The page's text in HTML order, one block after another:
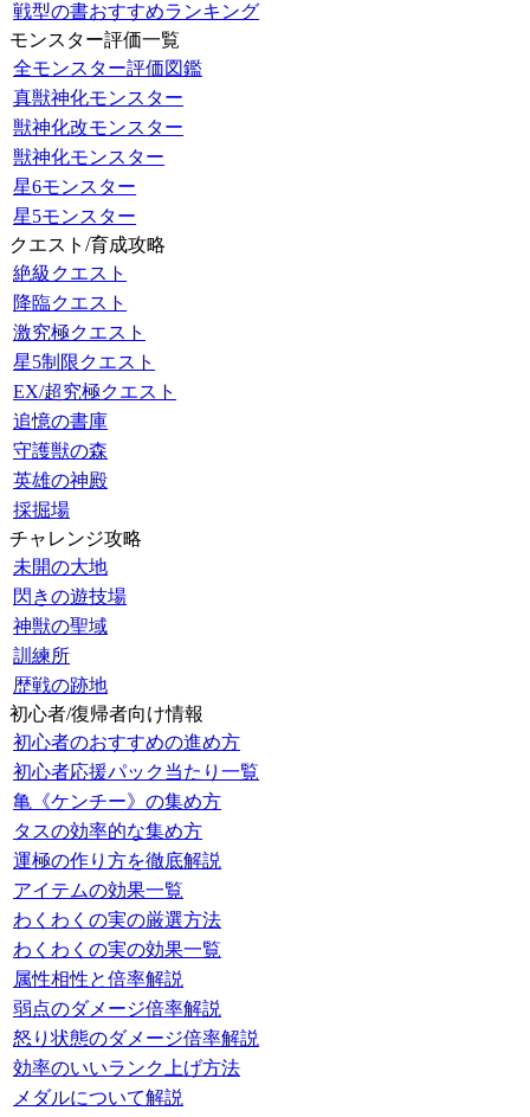
戦型の書おすすめランキング
モンスター評価一覧
全モンスター評価図鑑
真獣神化モンスター
獣神化改モンスター
獣神化モンスター
星6モンスター
星5モンスター
クエスト/育成攻略
絶級クエスト
降臨クエスト
激究極クエスト
星5制限クエスト
EX/超究極クエスト
追憶の書庫
守護獣の森
英雄の神殿
採掘場
チャレンジ攻略
未開の大地
閃きの遊技場
神獣の聖域
訓練所
歴戦の跡地
初心者/復帰者向け情報
初心者のおすすめの進め方
初心者応援パック当たり一覧
亀《ケンチー》の集め方
タスの効率的な集め方
運極の作り方を徹底解説
アイテムの効果一覧
わくわくの実の厳選方法
わくわくの実の効果一覧
属性相性と倍率解説
弱点のダメージ倍率解説
怒り状態のダメージ倍率解説
効率のいいランク上げ方法
メダルについて解説